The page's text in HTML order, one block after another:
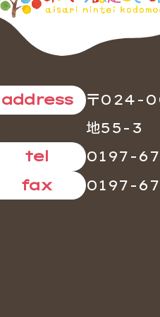
address
〒024-
地55-3
tel
0197-
fax
0197-